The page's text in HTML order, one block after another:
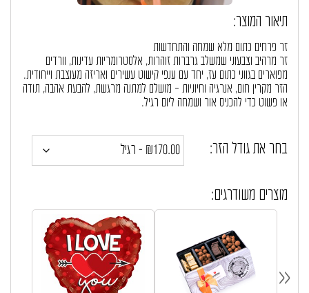
תיאור המוצר:
זר פרחים כתום מלא שמחה והתחדשות
זר מרהיב וצבעוני שמשלב גרברות זוהרות, אלסטרומריות עדינות, וורדים
מפוארים בגווני כתום עז, יחד עם ענפי קישוט עשירים ואריזה מעוצבת וייחודית.
הזר מקרין חום, אנרגיה וחיוניות – מושלם למתנה מרגשת, להבעת אהבה, תודה
או פשוט כדי להכניס אור ושמחה ליום רגיל.
בחר את גודל הזר:
מוצרים משודרגים:
«